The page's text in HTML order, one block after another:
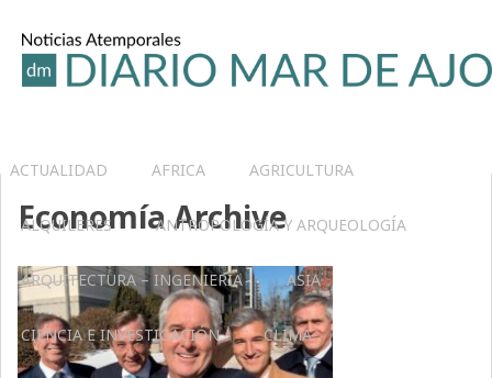
ACTUALIDAD AFRICA AGRICULTURA
ALQUILERES ANTROPOLOGÍA Y ARQUEOLOGÍA
ARQUITECTURA – INGENIERIA ASIA
CIENCIA E INVESTIGACIÓN CLIMA
Economía Archive